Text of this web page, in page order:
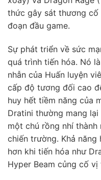
thức gây sát thương
đoạn đầu game.
Sự phát triển về sức
quá trình tiến hóa. Nó
nhẫn của Huấn luyện
cấp độ tương đối cao
huy hết tiềm năng của
Dratini thường mang
một chú rồng nhí
chiến trường. Khả
hơn khi tiến hóa như
Hyper Beam củng cố